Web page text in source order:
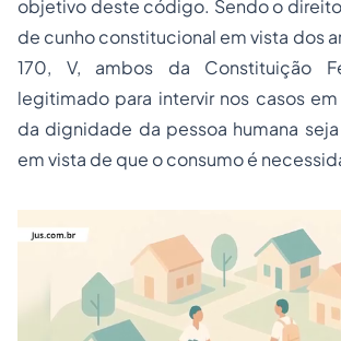
objetivo deste código. Sendo o
de cunho constitucional em vista dos
170, V, ambos da Constituição
legitimado para intervir nos casos
da dignidade da pessoa humana
em vista de que o consumo é